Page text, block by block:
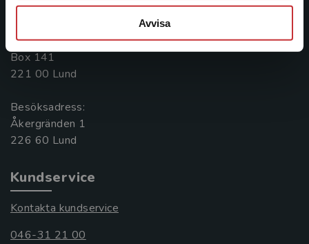
Avvisa
Postadress:
Box 141
221 00 Lund
Besöksadress:
Åkergränden 1
Kundservice
Kontakta kundservice
046-31 21 00